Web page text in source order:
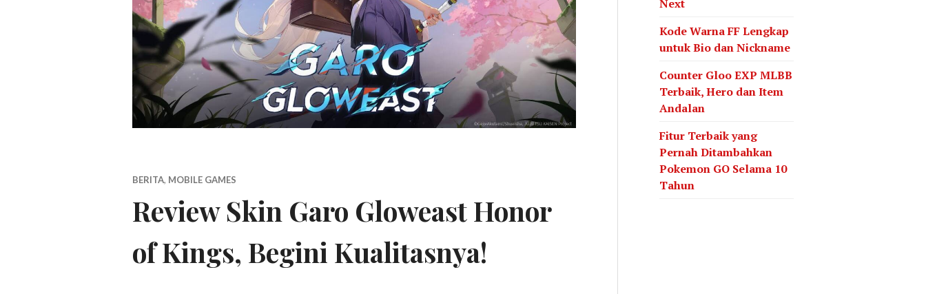
BERITA, MOBILE GAMES
Review Skin Garo Gloweast Honor
of Kings, Begini Kualitasnya!
Next
Kode Warna FF Lengkap
untuk Bio dan Nickname
Counter Gloo EXP MLBB
Terbaik, Hero dan Item
Andalan
Fitur Terbaik yang
Pernah Ditambahkan
Pokemon GO Selama 10
Tahun